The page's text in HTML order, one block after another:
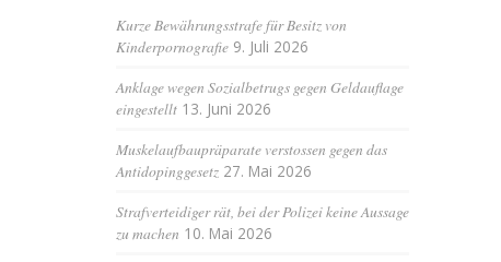
Kurze Bewährungsstrafe für Besitz von
Kinderpornografie 9. Juli 2026
Anklage wegen Sozialbetrugs gegen Geldauflage
eingestellt 13. Juni 2026
Muskelaufbaupräparate verstossen gegen das
Antidopinggesetz 27. Mai 2026
Strafverteidiger rät, bei der Polizei keine Aussage
zu machen 10. Mai 2026